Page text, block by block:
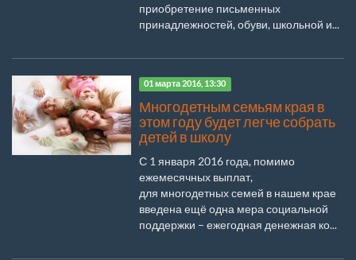
приобретение письменных
принадлежностей, обуви, школьной и...
01 марта 2016, 13:30
Многодетным семьям края в
этом году будет легче собрать
детей в школу
С 1 января 2016 года, помимо
ежемесячных выплат,
для многодетных семей в нашем крае
введена ещё одна мера социальной
поддержки – ежегодная денежная ко...